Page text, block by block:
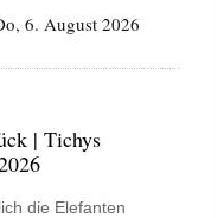
6. August 2026
| Tichys
die Elefanten